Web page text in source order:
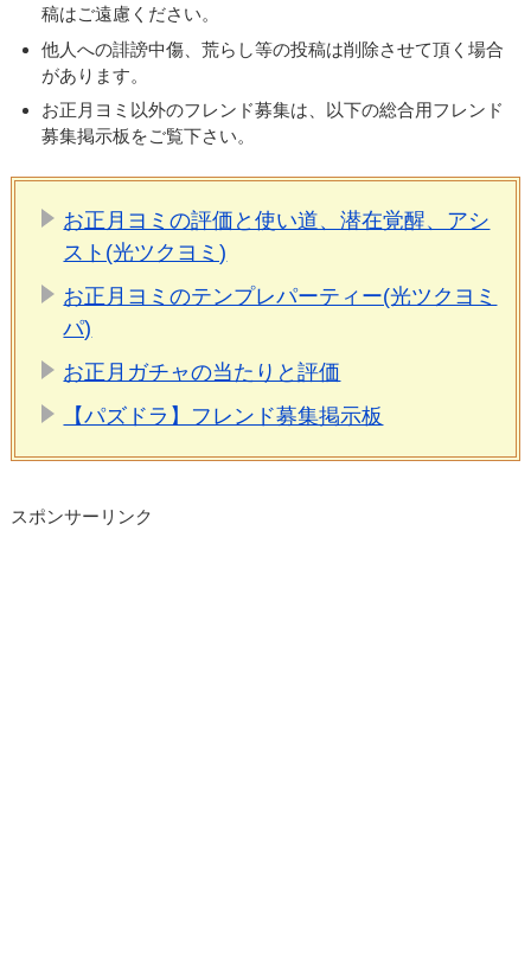
稿はご遠慮ください。
他人への誹謗中傷、荒らし等の投稿は削除させて頂く場合
があります。
お正月ヨミ以外のフレンド募集は、以下の総合用フレンド
募集掲示板をご覧下さい。
お正月ヨミの評価と使い道、潜在覚醒、アシ
スト(光ツクヨミ)
お正月ヨミのテンプレパーティー(光ツクヨミ
パ)
お正月ガチャの当たりと評価
【パズドラ】フレンド募集掲示板
スポンサーリンク